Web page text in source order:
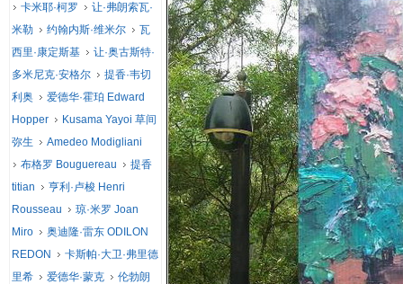
卡米耶·柯罗
让·弗朗索瓦·
米勒
约翰内斯·维米尔
瓦
西里·康定斯基
让·奥古斯特·
多米尼克·安格尔
提香·韦切
利奥
爱德华·霍珀 Edward
Hopper
Kusama Yayoi 草间
弥生
Amedeo Modigliani
布格罗 Bouguereau
提香
titian
亨利·卢梭 Henri
Rousseau
琼·米罗 Joan
Miro
奥迪隆·雷东 ODILON
REDON
卡斯帕·大卫·弗里德
里希
爱德华·蒙克
伦勃朗